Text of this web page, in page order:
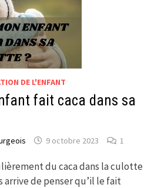
DE L'ENFANT
fait caca dans sa
9 octobre 2023 1
du caca dans la culotte
de penser qu’il le fait